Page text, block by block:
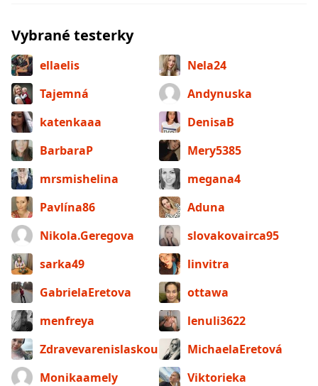
Vybrané testerky
ellaelis
Nela24
Tajemná
Andynuska
katenkaaa
DenisaB
BarbaraP
Mery5385
mrsmishelina
megana4
Pavlína86
Aduna
Nikola.Geregova
slovakovairca95
sarka49
linvitra
GabrielaEretova
ottawa
menfreya
lenuli3622
Zdravevarenislaskou
MichaelaEretová
Monikaamely
Viktorieka